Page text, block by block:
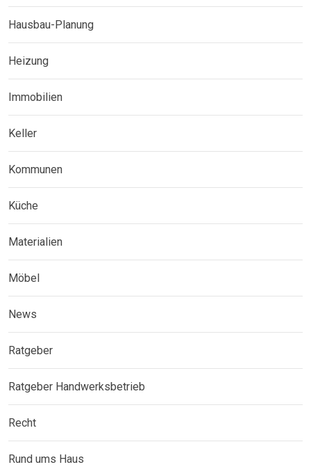
Hausbau-Planung
Heizung
Immobilien
Keller
Kommunen
Küche
Materialien
Möbel
News
Ratgeber
Ratgeber Handwerksbetrieb
Recht
Rund ums Haus